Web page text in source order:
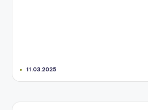
11.03.2025